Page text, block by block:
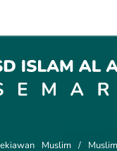
Muslim /